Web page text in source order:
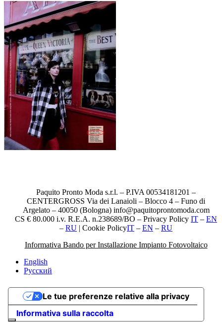
Paquito Pronto Moda s.r.l. – P.IVA 00534181201 –
CENTERGROSS Via dei Lanaioli – Blocco 4 – Funo di
Argelato – 40050 (Bologna) info@paquitoprontomoda.com
CS € 80.000 i.v. R.E.A. n.238689/BO – Privacy Policy IT – EN
– RU | Cookie PolicyIT – EN – RU
Informativa Bando per Installazione Impianto Fotovoltaico
English
Русский
Informativa sulla raccolta
Le tue preferenze relative alla privacy